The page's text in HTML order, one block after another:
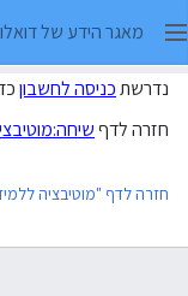
מאגר הידע של
נדרשתכניסה לחשבון
חזרה לדף
חזרה לדף "מוטיבציה